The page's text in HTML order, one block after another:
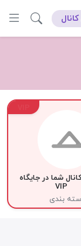
شما در جایگاه
VIP
بندی